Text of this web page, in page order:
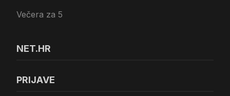
Večera za 5
NET.HR
PRIJAVE